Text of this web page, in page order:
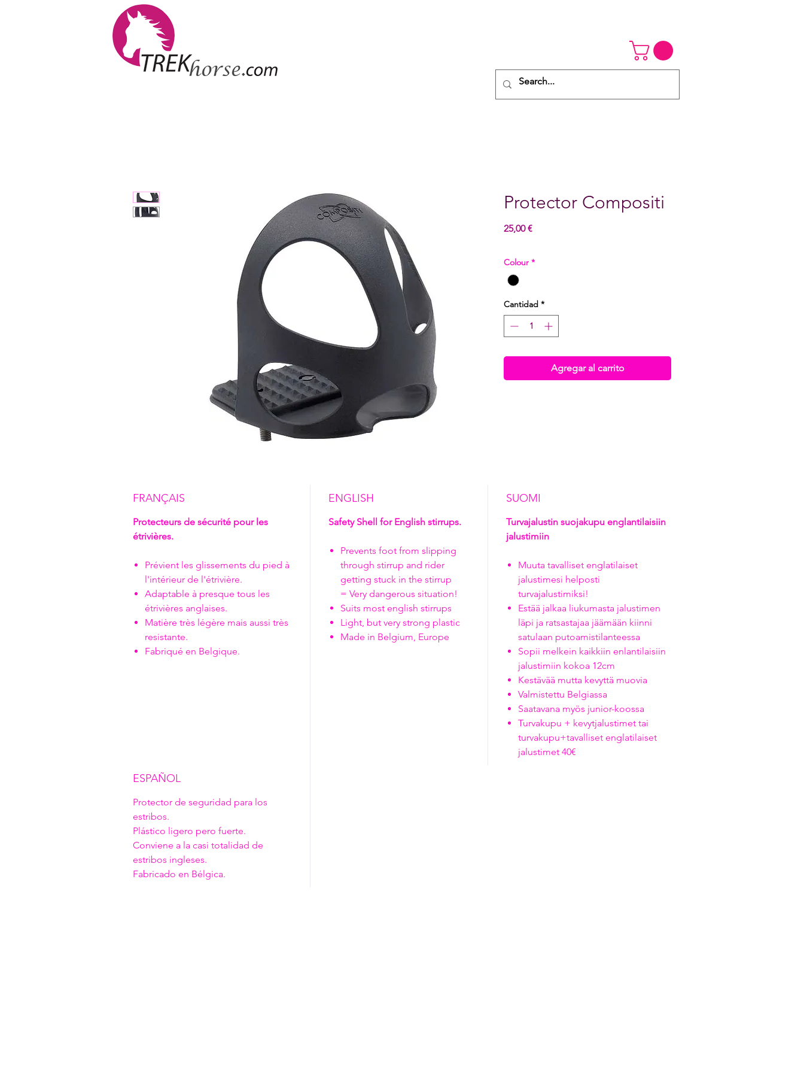
Protector Compositi
25,00 €Precio
Colour *
Cantidad *
Agregar al carrito
FRANÇAIS
Protecteurs de sécurité pour les
étrivières.
Prévient les glissements du pied à
l'intérieur de l'étrivière.
Adaptable à presque tous les
étrivières anglaises.
Matière très légère mais aussi très
resistante.
Fabriqué en Belgique.
ENGLISH
Safety Shell for English stirrups.
Prevents foot from slipping
through stirrup and rider
getting stuck in the stirrup
= Very dangerous situation!
Suits most english stirrups
Light, but very strong plastic
Made in Belgium, Europe
SUOMI
Turvajalustin suojakupu englantilaisiin
jalustimiin
Muuta tavalliset englatilaiset
jalustimesi helposti
turvajalustimiksi!
Estää jalkaa liukumasta jalustimen
läpi ja ratsastajaa jäämään kiinni
satulaan putoamistilanteessa
Sopii melkein kaikkiin enlantilaisiin
jalustimiin kokoa 12cm
Kestävää mutta kevyttä muovia
Valmistettu Belgiassa
Saatavana myös junior-koossa
Turvakupu + kevytjalustimet tai
turvakupu+tavalliset englatilaiset
jalustimet 40€
ESPAÑOL
Protector de seguridad para los
estribos.
Plástico ligero pero fuerte.
Conviene a la casi totalidad de
estribos ingleses.
Fabricado en Bélgica.